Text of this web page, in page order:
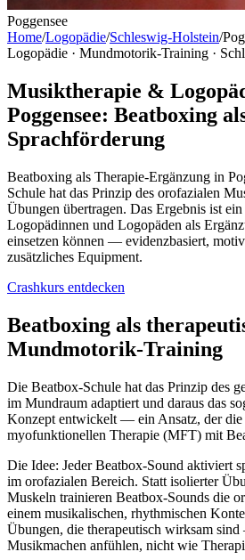
Poggensee
Home/Logopädie/Schleswig-Holstein/
Logopädie · Mundmotorik-Training ·
Musiktherapie &
Poggensee: Beatboxing
Sprachförderung
Beatboxing als Therapie-Ergänzung in
Schule hat das Prinzip des orofazialen
Übungen übertragen. Das Ergebnis ist
Logopädinnen und Logopäden als
einsetzen können — evidenzbasiert,
zusätzliches Equipment.
Crashkurs entdecken
Beatboxing als
Mundmotorik-Training
Die Beatbox-Schule hat das Prinzip des
im Mundraum adaptiert und daraus das
Konzept entwickelt — ein Ansatz, der die
myofunktionellen Therapie (MFT) mit
Die Idee: Jeder Beatbox-Sound aktiviert
im orofazialen Bereich. Statt isolierter
Muskeln trainieren Beatbox-Sounds die
einem musikalischen, rhythmischen
Übungen, die therapeutisch wirksam
Musikmachen anfühlen, nicht wie